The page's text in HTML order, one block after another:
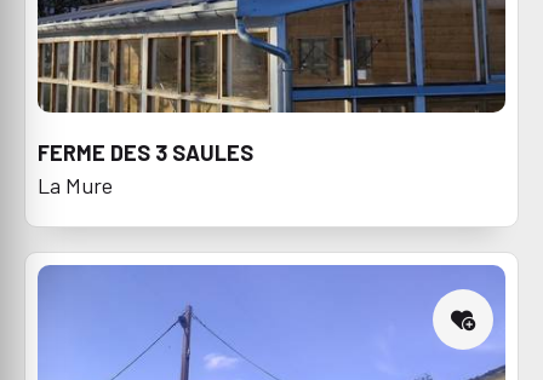
FERME DES 3 SAULES
La Mure